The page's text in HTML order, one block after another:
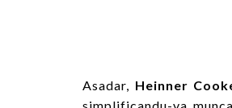
Asadar, Heinner